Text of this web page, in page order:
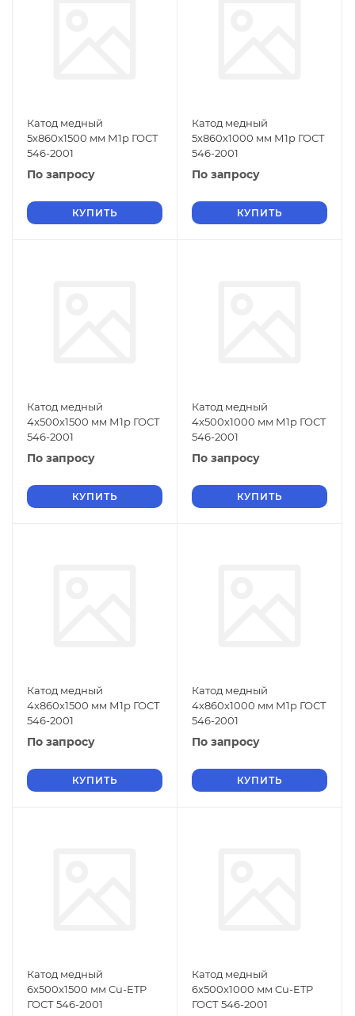
Катод медный
5х860х1500 мм М1р ГОСТ
546-2001
По запросу
КУПИТЬ
Катод медный
5х860х1000 мм М1р ГОСТ
546-2001
По запросу
КУПИТЬ
Катод медный
4х500х1500 мм М1р ГОСТ
546-2001
По запросу
КУПИТЬ
Катод медный
4х500х1000 мм М1р ГОСТ
546-2001
По запросу
КУПИТЬ
Катод медный
4х860х1500 мм М1р ГОСТ
546-2001
По запросу
КУПИТЬ
Катод медный
4х860х1000 мм М1р ГОСТ
546-2001
По запросу
КУПИТЬ
Катод медный
6х500х1500 мм Cu-ETP
ГОСТ 546-2001
Катод медный
6х500х1000 мм Cu-ETP
ГОСТ 546-2001